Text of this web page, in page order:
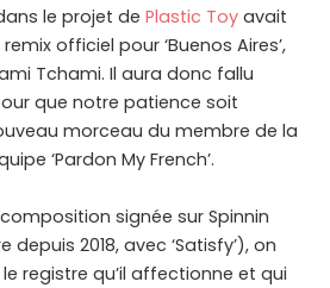
le projet de Plastic Toy avait
officiel pour ‘Buenos Aires’,
Tchami. Il aura donc fallu
que notre patience soit
morceau du membre de la
‘Pardon My French’.
signée sur Spinnin
2018, avec ‘Satisfy’), on
registre qu’il affectionne et qui